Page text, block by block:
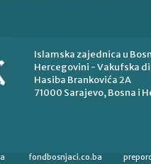
Islamska zajednica u
Hercegovini - Vakufska
Hasiba Brankovića 2A
71000 Sarajevo, Bosna i
fondbosnjaci.co.ba